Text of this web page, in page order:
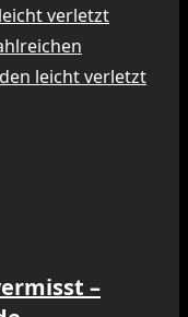
verletzt
leicht verletzt
–